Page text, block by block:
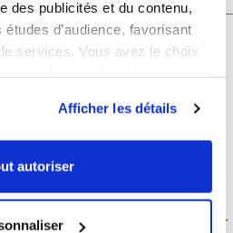
des publicités et du contenu,
d’audience, favorisant
services. Vous avez le choix
la Déclaration relative aux
l'icône de confidentialité.
être précises à plusieurs
Afficher les détails
autoriser
rigide Delsey Flanerie
TSA 76cm
conseillé